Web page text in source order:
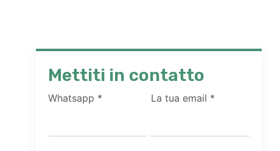
Mettiti in contatto
Whatsapp * La tua email *